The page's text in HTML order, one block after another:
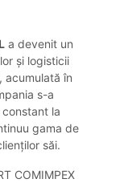
a devenit un
și logisticii
acumulată în
s-a
la
gama de
săi.
COMIMPEX